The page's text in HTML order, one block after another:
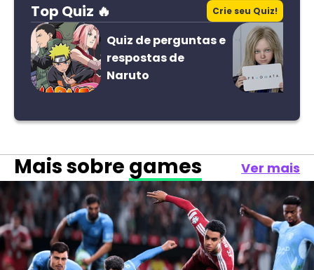
Top Quiz 🔥 Crie seu Quiz!
Quiz de perguntas e
respostas de
Naruto
Mais sobre games Ver mais